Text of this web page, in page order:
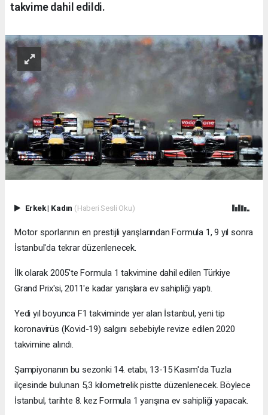
takvime dahil edildi.
Erkek| Kadın (Haberi Sesli Oku)
Motor sporlarının en prestijli yarışlarından Formula 1, 9 yıl sonra
İstanbul'da tekrar düzenlenecek.
İlk olarak 2005'te Formula 1 takvimine dahil edilen Türkiye
Grand Prix'si, 2011'e kadar yarışlara ev sahipliği yaptı.
Yedi yıl boyunca F1 takviminde yer alan İstanbul, yeni tip
koronavirüs (Kovid-19) salgını sebebiyle revize edilen 2020
takvimine alındı.
Şampiyonanın bu sezonki 14. etabı, 13-15 Kasım'da Tuzla
ilçesinde bulunan 5,3 kilometrelik pistte düzenlenecek. Böylece
İstanbul, tarihte 8. kez Formula 1 yarışına ev sahipliği yapacak.